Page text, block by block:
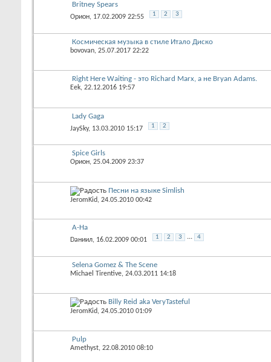
Britney Spears
Орион, 17.02.2009 22:55 1 2 3
Космическая музыка в стиле Итало Диско
bovovan, 25.07.2017 22:22
Right Here Waiting - это Richard Marx, а не Bryan Adams.
Eek, 22.12.2016 19:57
Lady Gaga
JaySky, 13.03.2010 15:17 1 2
Spice Girls
Орион, 25.04.2009 23:37
Песни на языке Simlish
JeromKid, 24.05.2010 00:42
A-Ha
Dаниил, 16.02.2009 00:01 1 2 3 ... 4
Selena Gomez & The Scene
Michael Tirentive, 24.03.2011 14:18
Billy Reid aka VeryTasteful
JeromKid, 24.05.2010 01:09
Pulp
Amethyst, 22.08.2010 08:10